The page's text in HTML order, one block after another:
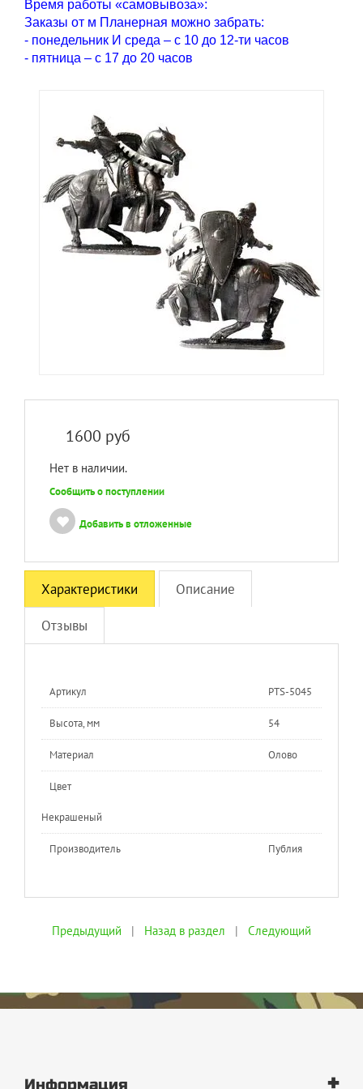
Время работы «самовывоза»:
Заказы от м Планерная можно забрать:
- понедельник И среда – с 10 до 12-ти часов
- пятница – с 17 до 20 часов
1600 руб
Нет в наличии.
Сообщить о поступлении
Добавить в отложенные
Характеристики Описание
Отзывы
Артикул PTS-5045
Высота, мм 54
Материал Олово
Цвет
Некрашеный
Производитель Публия
Предыдущий | Назад в раздел | Следующий
Информация +